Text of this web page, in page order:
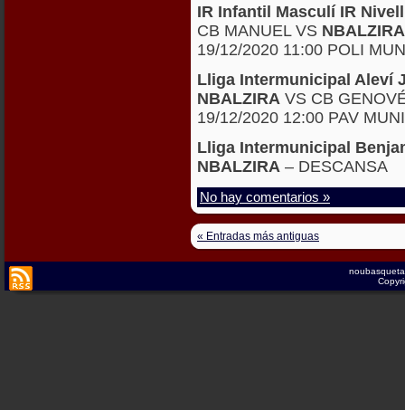
IR Infantil Masculí IR
CB MANUEL VS
19/12/2020 11:00 POLI
Lliga Intermunicipal Aleví
NBALZIRA VS CB
19/12/2020 12:00 PAV
Lliga Intermunicipal
NBALZIRA – DESCANSA
No hay comentarios »
« Entradas más antiguas